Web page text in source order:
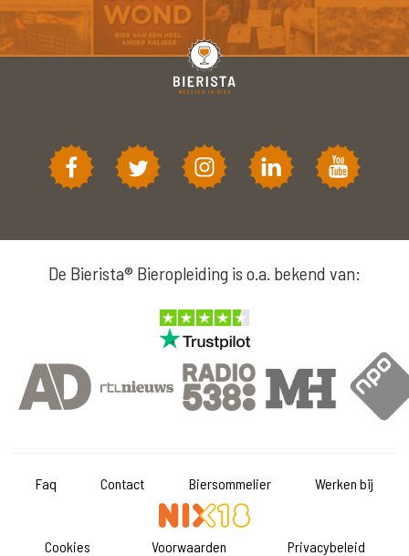
De Bierista® Bieropleiding is o.a. bekend van:
Faq Contact Biersommelier Werken bij
Cookies Voorwaarden Privacybeleid